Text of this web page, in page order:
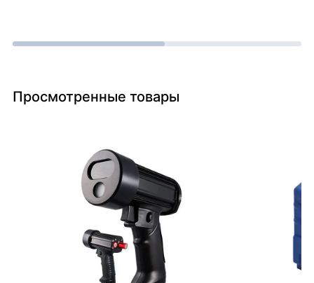
Просмотренные товары